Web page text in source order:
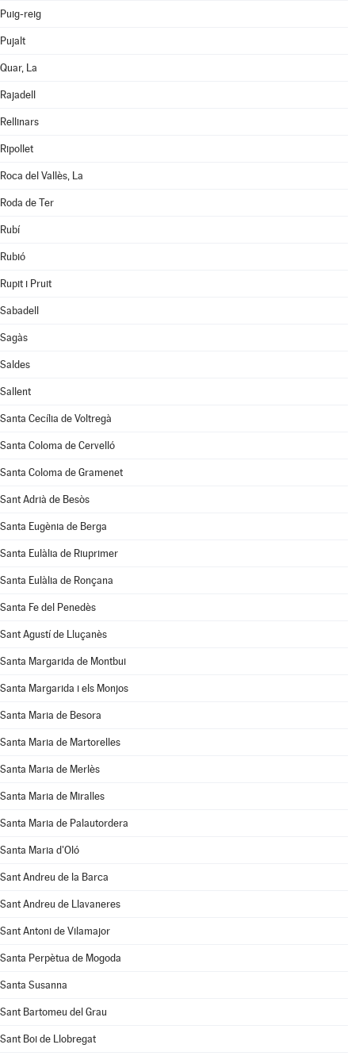
Puig-reig
Pujalt
Quar, La
Rajadell
Rellinars
Ripollet
Roca del Vallès, La
Roda de Ter
Rubí
Rubió
Rupit i Pruit
Sabadell
Sagàs
Saldes
Sallent
Santa Cecília de Voltregà
Santa Coloma de Cervelló
Santa Coloma de Gramenet
Sant Adrià de Besòs
Santa Eugènia de Berga
Santa Eulàlia de Riuprimer
Santa Eulàlia de Ronçana
Santa Fe del Penedès
Sant Agustí de Lluçanès
Santa Margarida de Montbui
Santa Margarida i els Monjos
Santa Maria de Besora
Santa Maria de Martorelles
Santa Maria de Merlès
Santa Maria de Miralles
Santa Maria de Palautordera
Santa Maria d'Oló
Sant Andreu de la Barca
Sant Andreu de Llavaneres
Sant Antoni de Vilamajor
Santa Perpètua de Mogoda
Santa Susanna
Sant Bartomeu del Grau
Sant Boi de Llobregat